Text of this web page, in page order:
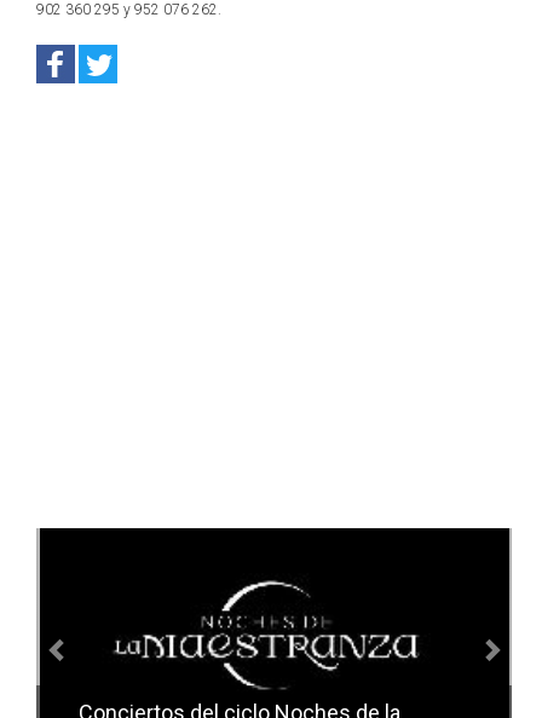
902 360 295 y 952 076 262.
Conciertos del ciclo Noches de la
Conciertos del ciclo Candlelight en